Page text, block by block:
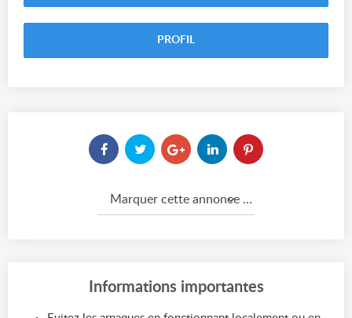
PROFIL
Marquer cette annonce comme...
Informations importantes